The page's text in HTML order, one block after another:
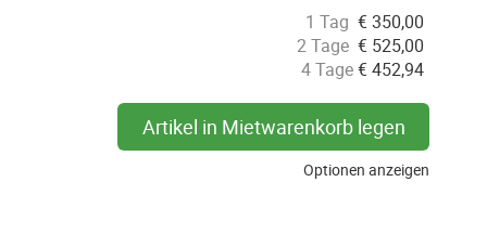
1 Tag €350,00
2 Tage € 525,00
4 Tage€452,94
Artikel in Mietwarenkorb legen
Optionen anzeigen